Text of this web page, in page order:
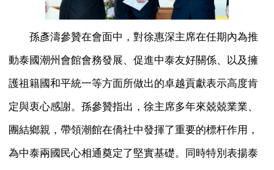
孫彥濤參贊在會面中，對徐惠深主席在任期內為推
動泰國潮州會館會務發展、促進中泰友好關係、以及擁
護祖籍國和平統一等方面所做出的卓越貢獻表示高度肯
定與衷心感謝。孫參贊指出，徐主席多年來兢兢業業、
團結鄉親，帶領潮館在僑社中發揮了重要的標杆作用，
為中泰兩國民心相通奠定了堅實基礎。同時特別表揚泰